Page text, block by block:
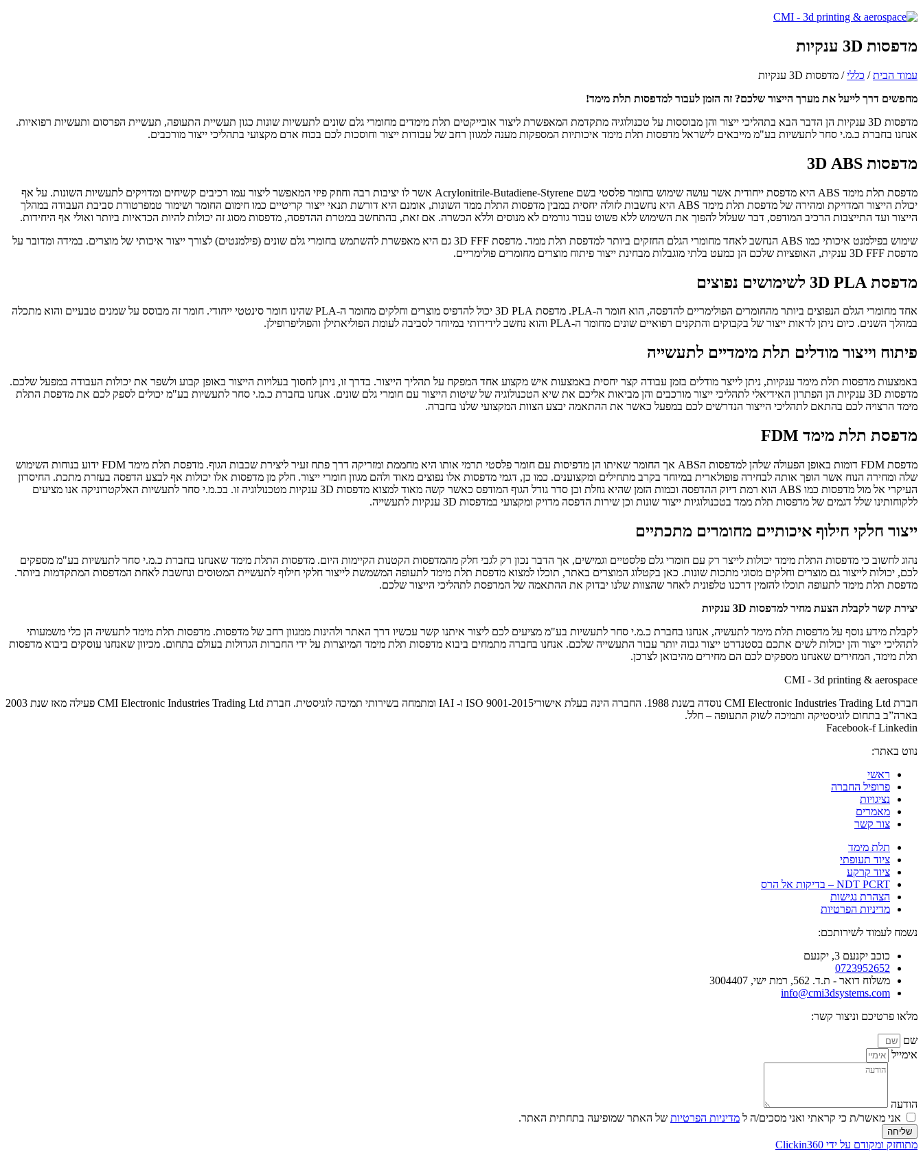
מדפסות 3D ענקיות
עמוד הבית/ כללי/ מדפסות 3D ענקיות
מחפשים דרך לייעל את מערך הייצור שלכם? זה הזמן לעבור למדפסות תלת מימד!
מדפסות 3D ענקיות הן הדבר הבא בתהליכי ייצור והן מבוססות על טכנולוגיה מתקדמת המאפשרת ליצור אובייקטים תלת מימדים מחומרי גלם שונים לתעשיות שונות כגון תעשיית התעופה, תעשיית הפרסום ותעשיות רפואיות.
אנחנו בחברת כ.מ.י סחר לתעשיות בע"מ מייבאים לישראל מדפסות תלת מימד איכותיות המספקות מענה למגוון רחב של עבודות ייצור וחוסכות לכם בכוח אדם מקצועי בתהליכי ייצור מורכבים.
מדפסות 3D ABS
מדפסת תלת מימד ABS היא מדפסת ייחודית אשר עושה שימוש בחומר פלסטי בשם Acrylonitrile-Butadiene-Styrene אשר לו יציבות רבה וחוזק פיזי המאפשר ליצור עמו רכיבים קשיחים ומדויקים לתעשיות השונות. על אף
יכולת הייצור המדויקת ומהירה של מדפסת תלת מימד ABS היא נחשבות לזולה יחסית במבין מדפסות התלת ממד השונות, אומנם היא דורשת תנאי ייצור קריטיים כמו חימום החומר ושימור טמפרטורת סביבת העבודה במהלך
הייצור ועד התייצבות הרכיב המודפס, דבר שעלול להפוך את השימוש ללא פשוט עבור גורמים לא מנוסים וללא הכשרה. אם זאת, בהתחשב במטרת ההדפסה, מדפסות מסוג זה יכולות להיות הכדאיות ביותר ואולי אף היחידות.
שימוש בפילמנט איכותי כמו ABS הנחשב לאחד מחומרי הגלם החזקים ביותר למדפסת תלת ממד. מדפסת FFF
D
3 גם היא מאפשרת להשתמש בחומרי גלם שונים (פילמנטים) לצורך ייצור איכותי של מוצרים. במידה ומדובר על
מדפסת FFF
D3 ענקית, האופציות שלכם הן כמעט בלתי מוגבלות מבחינת ייצור פיתוח מוצרים מחומרים פולימריים.
מדפסת PLA
D3 לשימושים נפוצים
אחד מחומרי הגלם הנפוצים ביותר מהחומרים הפולימריים להדפסה, הוא חומר ה-PLA. מדפסת PLA
D3 יכול להדפיס מוצרים וחלקים מחומר ה- PLA שהינו חומר סינטטי ייחודי. חומר זה מבוסס על שמנים טבעיים והוא מתכלה
במהלך השנים. כיום ניתן לראות ייצור של בקבוקים והתקנים רפואיים שונים מחומר ה-PLA והוא נחשב לידידותי במיוחד לסביבה לעומת הפוליאתילן והפוליפרופילן.
פיתוח וייצור מודלים תלת מימדיים לתעשייה
באמצעות מדפסות תלת מימד ענקיות, ניתן לייצר מודלים בזמן עבודה קצר יחסית באמצעות איש מקצוע אחד המפקח על תהליך הייצור. בדרך זו, ניתן לחסוך בעלויות הייצור באופן קבוע ולשפר את יכולות העבודה במפעל שלכם.
מדפסות 3D ענקיות הן הפתרון האידיאלי לתהליכי ייצור מורכבים והן מביאות אליכם את שיא הטכנולוגיה של שיטות הייצור עם חומרי גלם שונים. אנחנו בחברת כ.מ.י סחר לתעשיות בע"מ יכולים לספק לכם את מדפסת התלת
מימד הרצויה לכם בהתאם לתהליכי הייצור הנדרשים לכם במפעל כאשר את ההתאמה יבצע הצוות המקצועי שלנו בחברה.
מדפסת תלת מימד FDM
מדפסת FDM דומות באופן הפעולה שלהן למדפסות הABS אך החומר שאיתו הן מדפיסות עם חומר פלסטי תרמי אותו היא מחממת ומזריקה דרך פתח זעיר ליצירת שכבות הגוף. מדפסת תלת מימד FDM ידוע בנוחות השימוש
שלה ומחירה הנוח אשר הופך אותה לבחירה פופולארית במיוחד בקרב מתחילים ומקצוענים. כמו כן, דגמי מדפסות אלו נפוצים מאוד ולהם מגוון חומרי ייצור. חלק מן מדפסות אלו יכולות אף לבצע הדפסה בעזרת מתכת. החיסרון
העיקרי אל מול מדפסות כמו ABS הוא רמת דיוק ההדפסה וכמות הזמן שהיא גוזלת וכן סדר גודל הגוף המודפס כאשר קשה מאוד למצוא מדפסות 3D ענקיות מטכנולוגיה זו. בכ.מ.י סחר לתעשיות האלקטרוניקה אנו מציעים
ללקוחותינו שלל דגמים של מדפסות תלת ממד בטכנולוגיות ייצור שונות וכן שירות הדפסה מדויק ומקצועי במדפסות 3D ענקיות לתעשייה.
ייצור חלקי חילוף איכותיים מחומרים מתכתיים
נהוג לחשוב כי מדפסות התלת מימד יכולות לייצר רק עם חומרי גלם פלסטיים וגמישים, אך הדבר נכון רק לגבי חלק מהמדפסות הקטנות הקיימות היום. מדפסות התלת מימד שאנחנו בחברת כ.מ.י סחר לתעשיות בע"מ מספקים
לכם, יכולות לייצור גם מוצרים וחלקים מסוגי מתכות שונות. כאן בקטלוג המוצרים באתר, תוכלו למצוא מדפסת תלת מימד לתעופה המשמשת לייצור חלקי חילוף לתעשיית המטוסים ונחשבת לאחת המדפסות המתקדמות ביותר.
מדפסת תלת מימד לתעופה תוכלו להזמין דרכנו טלפונית לאחר שהצוות שלנו יבדוק את ההתאמה של המדפסת לתהליכי הייצור שלכם.
יצירת קשר לקבלת הצעת מחיר למדפסות 3D ענקיות
לקבלת מידע נוסף על מדפסות תלת מימד לתעשיה, אנחנו בחברת כ.מ.י סחר לתעשיות בע"מ מציעים לכם ליצור איתנו קשר עכשיו דרך האתר ולהינות ממגוון רחב של מדפסות. מדפסות תלת מימד לתעשיה הן כלי משמעותי
לתהליכי ייצור והן יכולות לשים אתכם בסטנדרט ייצור גבוה יותר עבור התעשייה שלכם. אנחנו בחברה מתמחים ביבוא מדפסות תלת מימד המיוצרות על ידי החברות הגדולות בעולם בתחום. מכיוון שאנחנו עוסקים ביבוא מדפסות
תלת מימד, המחירים שאנחנו מספקים לכם הם מחירים מהיבואן לצרכן.
CMI - 3d printing & aerospace
חברת CMI Electronic Industries Trading Ltd נוסדה בשנת 1988. החברה הינה בעלת אישוריISO 9001-2015 ו- IAI ומתמחה בשירותי תמיכה לוגיסטית. חברת CMI Electronic Industries Trading Ltd פעילה מאז שנת 2003
בארה”ב בתחום לוגיסטיקה ותמיכה לשוק התעופה – חלל.
Facebook-f Linkedin
נווט באתר:
ראשי
פרופיל החברה
נציגויות
מאמרים
צור קשר
תלת מימד
ציוד תעופתי
ציוד קרקע
NDT PCRT – בדיקות אל הרס
הצהרת נגישות
מדיניות הפרטיות
נשמח לעמוד לשירותכם:
כוכב יקנעם 3, יקנעם
0723952652
משלוח דואר - ת.ד. 562, רמת ישי, 3004407​
info@cmi3dsystems.com
מלאו פרטיכם וניצור קשר:
שם
אימייל
הודעה
אני מאשר/ת כי קראתי ואני מסכים/ה ל מדיניות הפרטיות של האתר שמופיעה בתחתית האתר.
שליחה
מתוחזק ומקודם על ידי Clickin360